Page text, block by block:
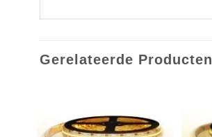
Gerelateerde Producten